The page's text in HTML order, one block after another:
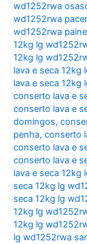
wd1252rwa
wd1252rwa
wd1252rwa
12kg lg
12kg lg
lava e seca 12kg
lava e seca 12kg
conserto lava e
conserto lava e
domingos,
penha,conserto
conserto lava e
conserto lava e
lava e seca 12kg
seca 12kg lg
seca 12kg lg
12kg lg
12kg lg
lg wd1252rwa